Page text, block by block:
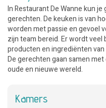
In Restaurant De Wanne kun
gerechten. De keuken is van
worden met passie en gevoel
zijn team bereid. Er wordt veel
producten en ingrediënten
De gerechten gaan samen
oude en nieuwe wereld.
Kamers